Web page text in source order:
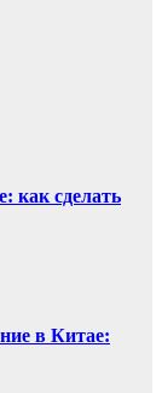
как сделать
в Китае: